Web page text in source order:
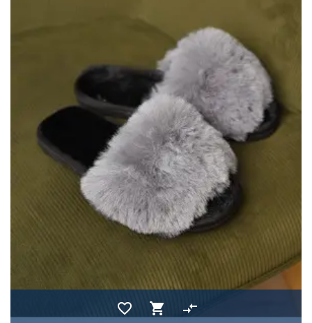
favorite_border shopping_cart compare_arrows